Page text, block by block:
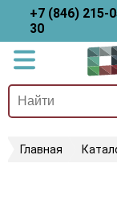
+7 (846) 215-
30
Главная